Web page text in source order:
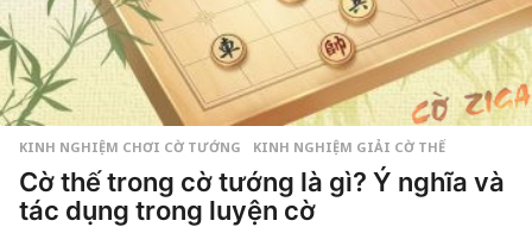
KINH NGHIỆM CHƠI CỜ TƯỚNG ,KINH NGHIỆM GIẢI CỜ THẾ
Cờ thế trong cờ tướng là gì? Ý nghĩa và
tác dụng trong luyện cờ